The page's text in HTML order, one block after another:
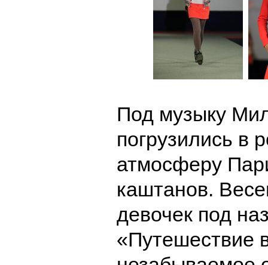
Под музыку
погрузились в
атмосферу
каштанов.
девочек под
«Путешествие